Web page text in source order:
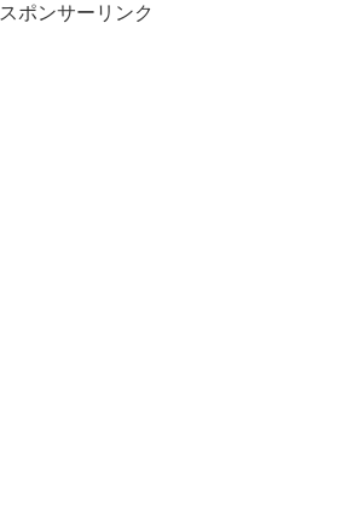
スポンサーリンク